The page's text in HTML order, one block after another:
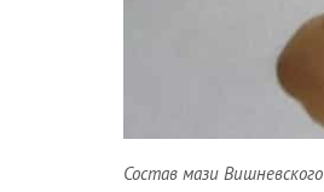
Состав мази Вишневского